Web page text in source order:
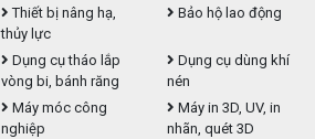
Thiết bị nâng hạ,
thủy lực
Bảo hộ lao động
Dụng cụ tháo lắp
vòng bi, bánh răng
Dụng cụ dùng khí
nén
Máy móc công
nghiệp
Máy in 3D, UV, in
nhãn, quét 3D